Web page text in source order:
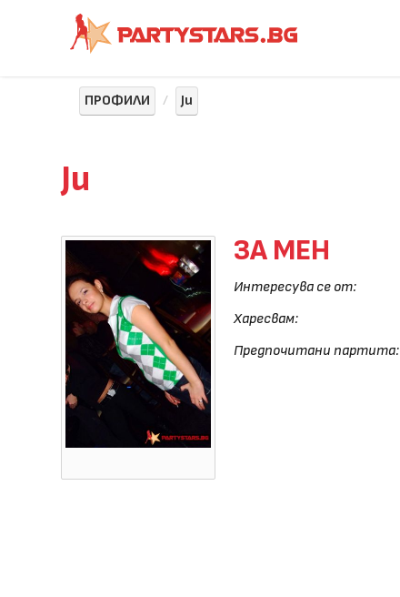
ПРОФИЛИ Ju
Ju
ЗА МЕН
Интересува се от:
Харесвам:
Предпочитани партита: